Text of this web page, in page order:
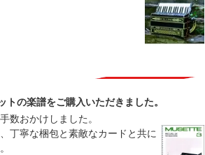
トの楽譜をご購入いただきました。
数おかけしました。
丁寧な梱包と素敵なカードと共に